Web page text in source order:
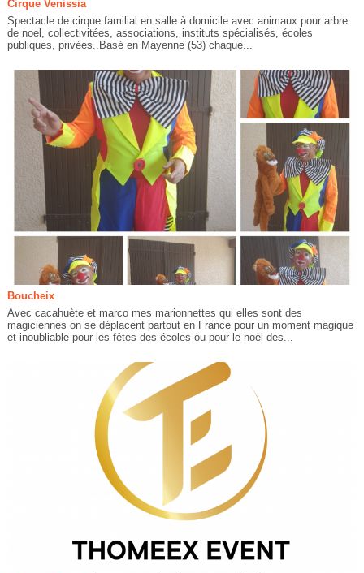
Cirque Venissia
Spectacle de cirque familial en salle à domicile avec animaux pour arbre
de noel, collectivitées, associations, instituts spécialisés, écoles
publiques, privées..Basé en Mayenne (53) chaque...
Boucheix
Avec cacahuète et marco mes marionnettes qui elles sont des
magiciennes on se déplacent partout en France pour un moment magique
et inoubliable pour les fêtes des écoles ou pour le noël des...